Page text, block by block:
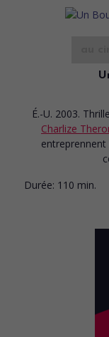
É.-U. 2003.
Charlize
Durée: 110 min.